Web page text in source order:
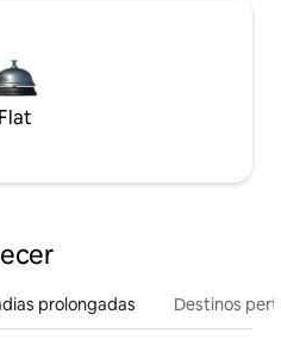
Flat
prolongadas Destinos